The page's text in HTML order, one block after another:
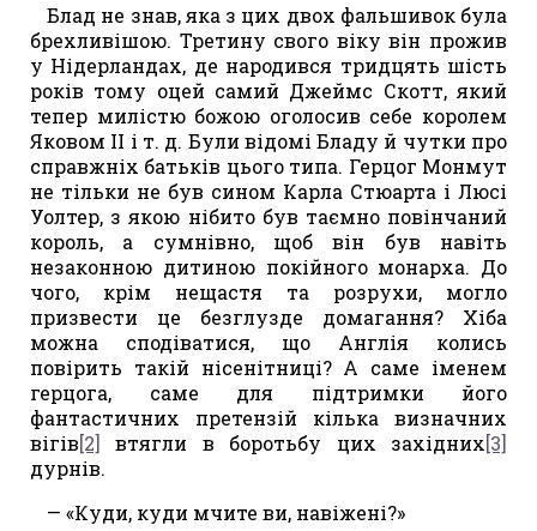
Блад не знав, яка з цих двох фальшивок була
брехливішою. Третину свого віку він прожив
у Нідерландах, де народився тридцять шість
років тому оцей самий Джеймс Скотт, який
тепер милістю божою оголосив себе королем
Яковом II і т. д. Були відомі Бладу й чутки про
справжніх батьків цього типа. Герцог Монмут
не тільки не був сином Карла Стюарта і Люсі
Уолтер, з якою нібито був таємно повінчаний
король, а сумнівно, щоб він був навіть
незаконною дитиною покійного монарха. До
чого, крім нещастя та розрухи, могло
призвести це безглузде домагання? Хіба
можна сподіватися, що Англія колись
повірить такій нісенітниці? А саме іменем
герцога, саме для підтримки його
фантастичних претензій кілька визначних
вігів[2] втягли в боротьбу цих західних[3]
дурнів.
— «Куди, куди мчите ви, навіжені?»